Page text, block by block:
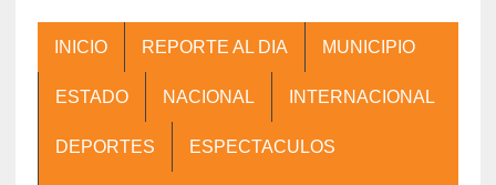
INICIO REPORTE AL DIA MUNICIPIO
ESTADO NACIONAL INTERNACIONAL
DEPORTES ESPECTACULOS